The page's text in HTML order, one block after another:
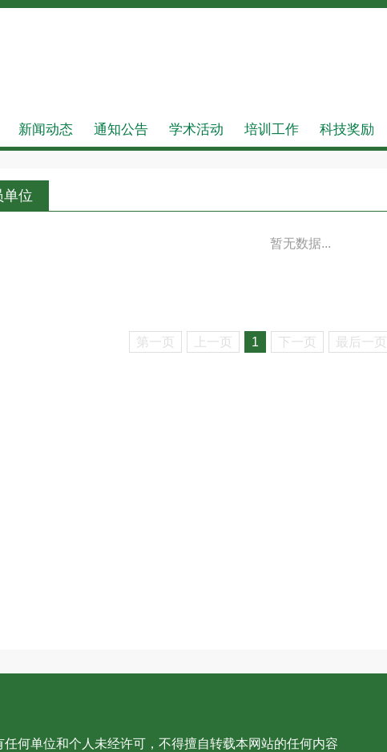
新闻动态 通知公告 学术活动 培训工作 科技奖励
单位
暂无数据...
第一页 上一页 1 下一页 最后一页
何单位和个人未经许可，不得擅自转载本网站的任何内容